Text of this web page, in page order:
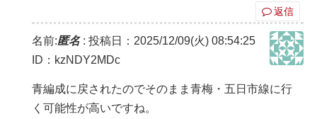
返信
名前:匿名: 投稿日：2025/12/09(火) 08:54:25
ID：kzNDY2MDc
青編成に戻されたのでそのまま青梅・五日市線に行
く可能性が高いですね。